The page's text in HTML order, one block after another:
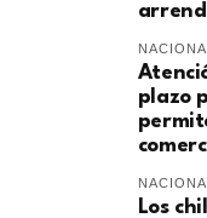
plazo
Los